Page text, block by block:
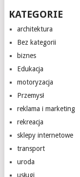
KATEGORIE
architektura
Bez kategorii
biznes
Edukacja
motoryzacja
Przemysł
reklama i marketing
rekreacja
sklepy internetowe
transport
uroda
usługi